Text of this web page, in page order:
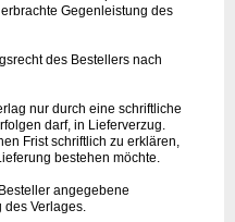
Gegenleistung des
des Bestellers nach
nur durch eine schriftliche
darf, in Lieferverzug.
Frist schriftlich zu erklären,
bestehen möchte.
angegebene
des Verlages.